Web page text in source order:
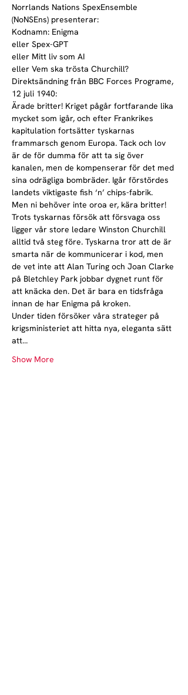
Norrlands Nations SpexEnsemble
(NoNSEns) presenterar:
Kodnamn: Enigma
eller Spex-GPT
eller Mitt liv som AI
eller Vem ska trösta Churchill?
Direktsändning från BBC Forces Programe,
12 juli 1940:
Ärade britter! Kriget pågår fortfarande lika
mycket som igår, och efter Frankrikes
kapitulation fortsätter tyskarnas
frammarsch genom Europa. Tack och lov
är de för dumma för att ta sig över
kanalen, men de kompenserar för det med
sina odrägliga bombräder. Igår förstördes
landets viktigaste fish ‘n’ chips-fabrik.
Men ni behöver inte oroa er, kära britter!
Trots tyskarnas försök att försvaga oss
ligger vår store ledare Winston Churchill
alltid två steg före. Tyskarna tror att de är
smarta när de kommunicerar i kod, men
de vet inte att Alan Turing och Joan Clarke
på Bletchley Park jobbar dygnet runt för
att knäcka den. Det är bara en tidsfråga
innan de har Enigma på kroken.
Under tiden försöker våra strateger på
krigsministeriet att hitta nya, eleganta sätt
att…
Show More